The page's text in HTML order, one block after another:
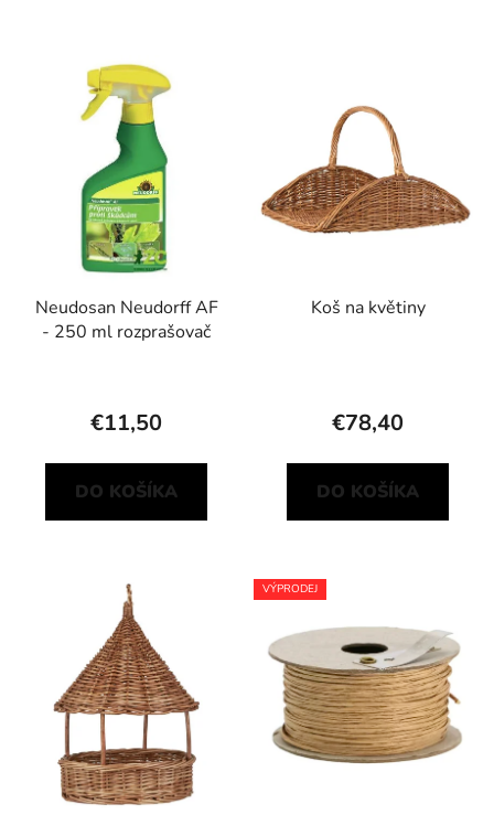
Neudosan Neudorff AF
- 250 ml rozprašovač
€11,50
DO KOŠÍKA
Koš na květiny
€78,40
DO KOŠÍKA
VÝPRODEJ